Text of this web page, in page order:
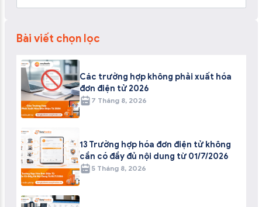
Bài viết chọn lọc
Các trường hợp không phải xuất hóa
đơn điện tử 2026
7 Tháng 8, 2026
13 Trường hợp hóa đơn điện tử không
cần có đầy đủ nội dung từ 01/7/2026
5 Tháng 8, 2026